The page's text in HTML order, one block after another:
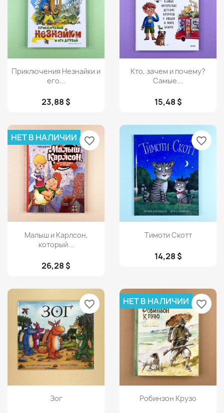
Просмотр
Приключения Незнайки и
его...
23,88 $
Просмотр
Кто, зачем и почему?
Самые...
15,48 $
Просмотр
Малыш и Карлсон,
который...
26,28 $
НЕТ В НАЛИЧИИ favorite_border
Просмотр
Тимоти Скотт
14,28 $
favorite_border
Просмотр
Зог
favorite_border
Просмотр
Робинзон Крузо
НЕТ В НАЛИЧИИ favorite_border